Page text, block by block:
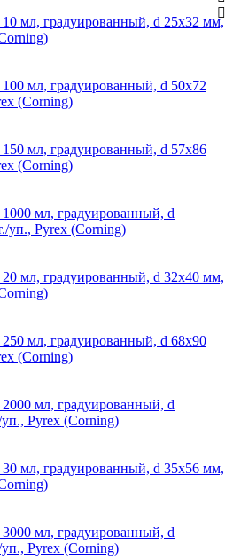
мл, градуированный, d 25х32 мм,
мл, градуированный, d 50х72
(Corning)
мл, градуированный, d 57х86
(Corning)
мл, градуированный, d
уп., Pyrex (Corning)
мл, градуированный, d 32х40 мм,
мл, градуированный, d 68х90
(Corning)
мл, градуированный, d
Pyrex (Corning)
мл, градуированный, d 35х56 мм,
мл, градуированный, d
Pyrex (Corning)